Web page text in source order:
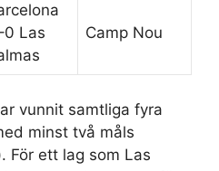
Las
Camp Nou
vunnit samtliga fyra
minst två måls
För ett lag som Las